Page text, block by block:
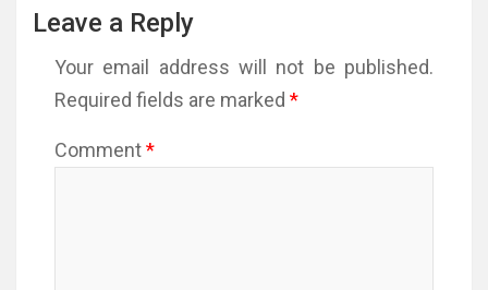
Leave a Reply
Your email address will not be published.
Required fields are marked *
Comment*